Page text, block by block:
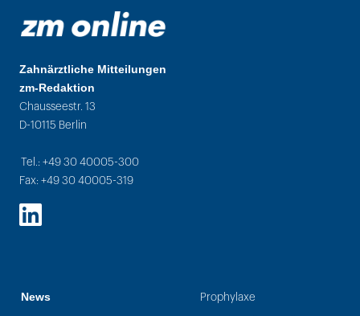
Zahnärztliche Mitteilungen
zm-Redaktion
Chausseestr. 13
D-10115 Berlin
Tel.: +49 30 40005-300
Fax: +49 30 40005-319
LinkedIn
News Prophylaxe